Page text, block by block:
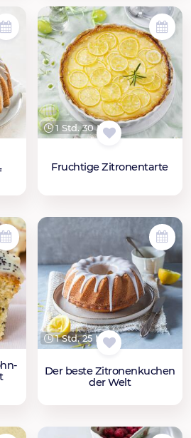
1 Std. 30 Min.
Fruchtige Zitronentarte
1 Std. 25 Min.
Der beste Zitronenkuchen
der Welt